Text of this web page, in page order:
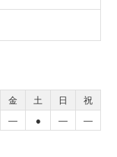
金 土 日
祝
― ● ―
―